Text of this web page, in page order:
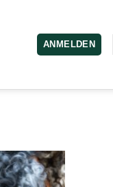
ANMELDEN